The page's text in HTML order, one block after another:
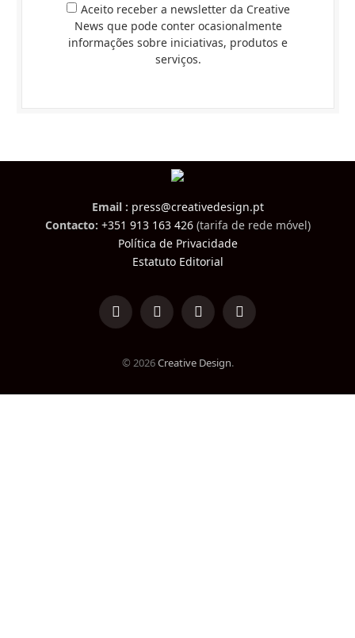
Aceito receber a newsletter da Creative
News que pode conter ocasionalmente
informações sobre iniciativas, produtos e
serviços.
Email : press@creativedesign.pt
Contacto: +351 913 163 426(tarifa de rede móvel)
Política de Privacidade
Estatuto Editorial
LinkedInFacebookInstagramTikTok
© 2026Creative Design.